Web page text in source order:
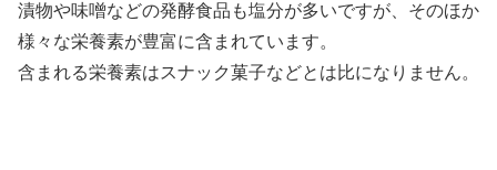
漬物や味噌などの発酵食品も塩分が多いですが、そのほか
様々な栄養素が豊富に含まれています。
含まれる栄養素はスナック菓子などとは比になりません。